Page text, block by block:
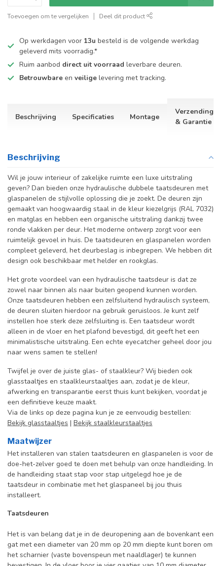
Toevoegen om te vergelijken Deel dit product
Op werkdagen voor 13u besteld is de volgende werkdag
geleverd mits voorradig.*
Ruim aanbod direct uit voorraad leverbare deuren.
Betrouwbare en veilige levering met tracking.
Beschrijving Specificaties Montage
Verzending
& Garantie
Beschrijving
Wil je jouw interieur of zakelijke ruimte een luxe uitstraling
geven? Dan bieden onze hydraulische dubbele taatsdeuren met
glaspanelen de stijlvolle oplossing die je zoekt. De deuren zijn
gemaakt van hoogwaardig staal in de kleur kiezelgrijs (RAL 7032)
en matglas en hebben een organische uitstraling dankzij twee
ronde vlakken per deur. Het moderne ontwerp zorgt voor een
ruimtelijk gevoel in huis. De taatsdeuren en glaspanelen worden
compleet geleverd, het deurbeslag is inbegrepen. We hebben dit
design ook beschikbaar met helder en rookglas.
Het grote voordeel van een hydraulische taatsdeur is dat ze
zowel naar binnen als naar buiten geopend kunnen worden.
Onze taatsdeuren hebben een zelfsluitend hydraulisch systeem,
de deuren sluiten hierdoor na gebruik geruisloos. Je kunt zelf
instellen hoe sterk deze zelfsluiting is. Een taatsdeur wordt
alleen in de vloer en het plafond bevestigd, dit geeft het een
minimalistische uitstraling. Een echte eyecatcher geheel door jou
naar wens samen te stellen!
Twijfel je over de juiste glas- of staalkleur? Wij bieden ook
glasstaaltjes en staalkleurstaaltjes aan, zodat je de kleur,
afwerking en transparantie eerst thuis kunt bekijken, voordat je
een definitieve keuze maakt.
Via de links op deze pagina kun je ze eenvoudig bestellen:
Bekijk glasstaaltjes | Bekijk staalkleurstaaltjes
Maatwijzer
Het installeren van stalen taatsdeuren en glaspanelen is voor de
doe-het-zelver goed te doen met behulp van onze handleiding. In
de handleiding staat stap voor stap uitgelegd hoe je de
taatsdeur in combinatie met het glaspaneel bij jou thuis
installeert.
Taatsdeuren
Het is van belang dat je in de deuropening aan de bovenkant een
gat met een diameter van 20 mm op 20 mm diepte kunt boren om
het scharnier (vaste bovenspeun met naaldlager) te kunnen